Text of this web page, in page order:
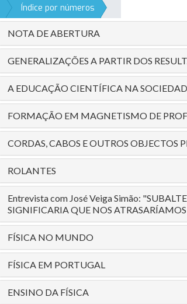
Índice por números
NOTA DE ABERTURA
GENERALIZAÇÕES A PARTIR DOS
A EDUCAÇÃO CIENTÍFICA NA
FORMAÇÃO EM MAGNETISMO DE
CORDAS, CABOS E OUTROS OBJECTOS
ROLANTES
Entrevista com José Veiga Simão:
SIGNIFICARIA QUE NOS
FÍSICA NO MUNDO
FÍSICA EM PORTUGAL
ENSINO DA FÍSICA